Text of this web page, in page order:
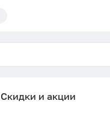
Скидки и акции